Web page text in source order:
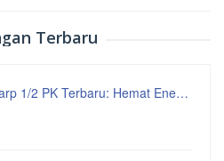
Terbaru
1/2 PK Terbaru: Hemat Ene…